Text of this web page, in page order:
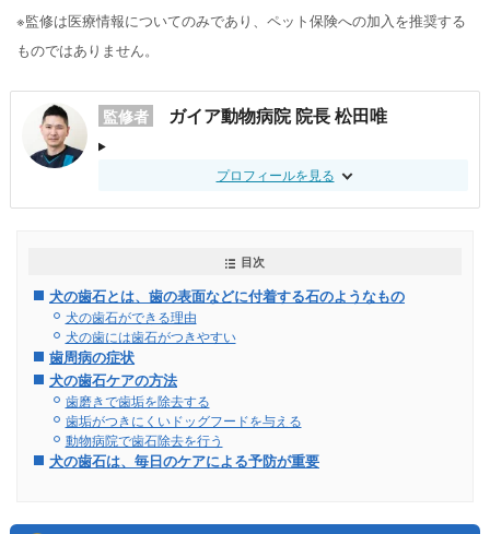
※監修は医療情報についてのみであり、ペット保険への加入を推奨する
ものではありません。
監修者 ガイア動物病院 院長 松田唯
プロフィールを見る
目次
犬の歯石とは、歯の表面などに付着する石のようなもの
犬の歯石ができる理由
犬の歯には歯石がつきやすい
歯周病の症状
犬の歯石ケアの方法
歯磨きで歯垢を除去する
歯垢がつきにくいドッグフードを与える
動物病院で歯石除去を行う
犬の歯石は、毎日のケアによる予防が重要